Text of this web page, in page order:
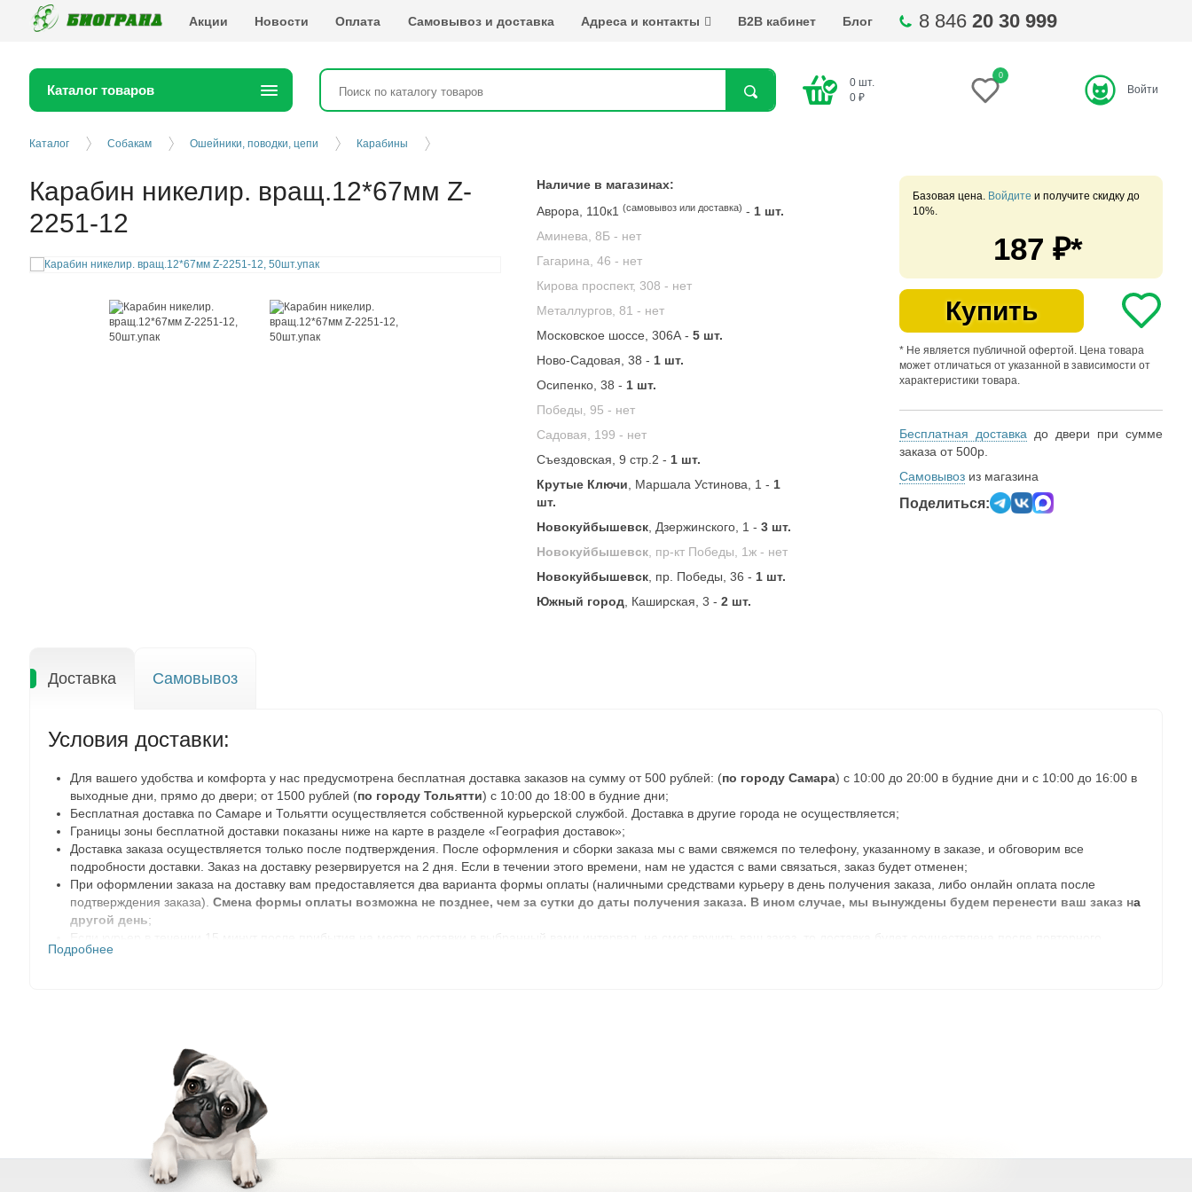
Акции Новости Оплата Самовывоз и доставка Адреса и контакты B2B кабинет Блог 8 846 20 30 999
Каталог товаров Найти
0 шт.
0 ₽
0
Войти
Каталог Собакам Ошейники, поводки, цепи Карабины
Карабин никелир. вращ.12*67мм Z-
2251-12
Наличие в магазинах:
Аврора, 110к1(самовывоз или доставка) - 1 шт.
Аминева, 8Б - нет
Гагарина, 46 - нет
Кирова проспект, 308 - нет
Металлургов, 81 - нет
Московское шоссе, 306А -5 шт.
Ново-Садовая, 38 - 1 шт.
Осипенко, 38 - 1 шт.
Победы, 95 - нет
Садовая, 199 - нет
Съездовская, 9 стр.2 - 1 шт.
Крутые Ключи , Маршала Устинова, 1 - 1
шт.
Новокуйбышевск , Дзержинского, 1 -3 шт.
Новокуйбышевск , пр-кт Победы, 1ж - нет
Новокуйбышевск , пр. Победы, 36 - 1 шт.
Южный город , Каширская, 3 -2 шт.
Базовая цена. Войдите и получите скидку до
10%.
187 ₽*
Купить
* Не является публичной офертой. Цена товара
может отличаться от указанной в зависимости от
характеристики товара.
Бесплатная доставка до двери при сумме
заказа от 500р.
Самовывоз из магазина
Поделиться:
Доставка Самовывоз
Условия доставки:
Для вашего удобства и комфорта у нас предусмотрена бесплатная доставка заказов на сумму от 500 рублей: (по городу Самара) с 10:00 до 20:00 в будние дни и с 10:00 до 16:00 в
выходные дни, прямо до двери; от 1500 рублей (по городу Тольятти) с 10:00 до 18:00 в будние дни;
Бесплатная доставка по Самаре и Тольятти осуществляется собственной курьерской службой. Доставка в другие города не осуществляется;
Границы зоны бесплатной доставки показаны ниже на карте в разделе «География доставок»;
Доставка заказа осуществляется только после подтверждения. После оформления и сборки заказа мы с вами свяжемся по телефону, указанному в заказе, и обговорим все
подробности доставки. Заказ на доставку резервируется на 2 дня. Если в течении этого времени, нам не удастся с вами связаться, заказ будет отменен;
При оформлении заказа на доставку вам предоставляется два варианта формы оплаты (наличными средствами курьеру в день получения заказа, либо онлайн оплата после
подтверждения заказа). Смена формы оплаты возможна не позднее, чем за сутки до даты получения заказа. В ином случае, мы вынуждены будем перенести ваш заказ на
другой день;
Если курьер в течении 15 минут после прибытия на место доставки в выбранный вами интервал, не смог вручить ваш заказ, то доставка будет осуществлена после повторного
согласования с менеджерами интернет-магазина в другой день;
воскресенье с 10:00 до 17:00). Доставка заказов осуществляется со склада «Аврора, 110, к1», если нужного вам товара нет на данном складе, то ближайшая дата доставки будет
автоматически передвинута на 2 будних дня вперед. Обращайте внимание на количество нужного вам товара при оформлении заказа, которое указано в карточке каждого товара.
География доставок
Бесплатная доставка от 500 рублей.
Подробнее